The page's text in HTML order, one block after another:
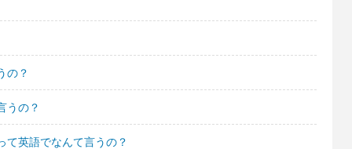
の？
うの？
て英語でなんて言うの？